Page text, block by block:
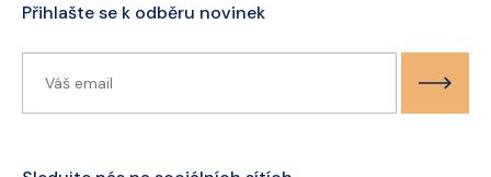
Přihlašte se k odběru novinek